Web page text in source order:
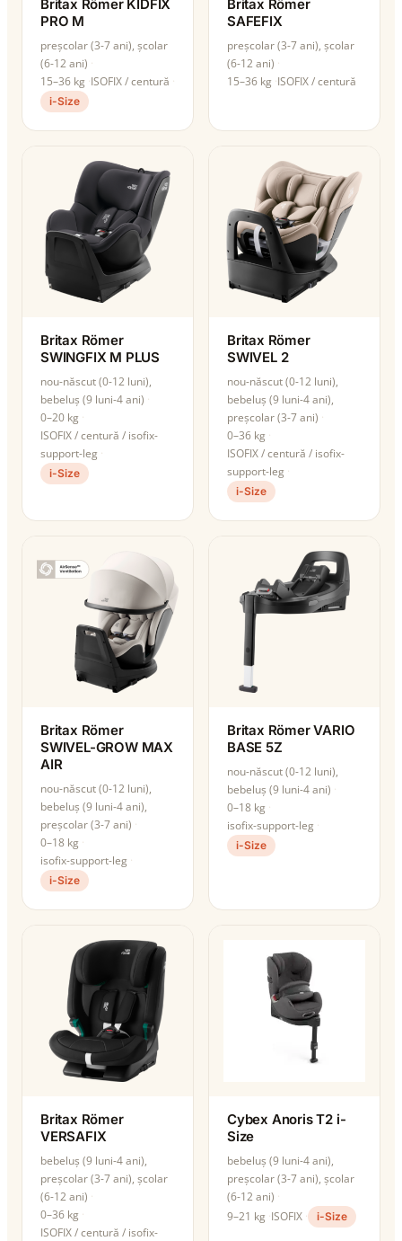
Britax Römer KIDFIX
PRO M
preșcolar (3-7 ani), școlar
(6-12 ani)
15–36 kg ISOFIX / centură
i-Size
Britax Römer
SAFEFIX
preșcolar (3-7 ani), școlar
(6-12 ani)
15–36 kg ISOFIX / centură
Britax Römer
SWINGFIX M PLUS
nou-născut (0-12 luni),
bebeluș (9 luni-4 ani)
0–20 kg
ISOFIX / centură / isofix-
support-leg
i-Size
Britax Römer
SWIVEL 2
nou-născut (0-12 luni),
bebeluș (9 luni-4 ani),
preșcolar (3-7 ani)
0–36 kg
ISOFIX / centură / isofix-
support-leg
i-Size
Britax Römer
SWIVEL-GROW MAX
AIR
nou-născut (0-12 luni),
bebeluș (9 luni-4 ani),
preșcolar (3-7 ani)
0–18 kg
isofix-support-leg
i-Size
Britax Römer VARIO
BASE 5Z
nou-născut (0-12 luni),
bebeluș (9 luni-4 ani)
0–18 kg
isofix-support-leg
i-Size
Britax Römer
VERSAFIX
bebeluș (9 luni-4 ani),
preșcolar (3-7 ani), școlar
(6-12 ani)
0–36 kg
ISOFIX / centură / isofix-
Cybex Anoris T2 i-
Size
bebeluș (9 luni-4 ani),
preșcolar (3-7 ani), școlar
(6-12 ani)
9–21 kg ISOFIX i-Size